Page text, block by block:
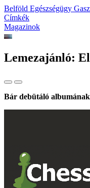
Belföld Egészségügy
Címkék
Magazinok
Lemezajánló:
Bár debütáló albumának